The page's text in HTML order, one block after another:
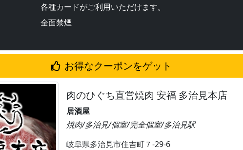
各種カードがご利用いただけます。
全面禁煙
お得なクーポンをゲット
肉のひぐち直営焼肉 安福 多治見本店
居酒屋
焼肉/多治見/個室/完全個室/多治見駅
岐阜県多治見市住吉町７-29-6